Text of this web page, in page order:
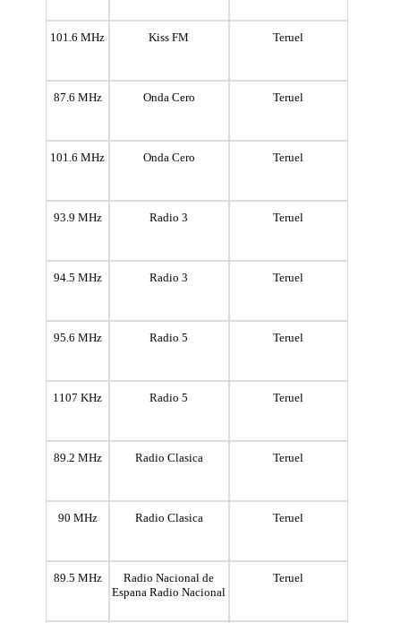
101.6 MHz Kiss FM Teruel
87.6 MHz Onda Cero Teruel
101.6 MHz Onda Cero Teruel
93.9 MHz Radio 3 Teruel
94.5 MHz Radio 3 Teruel
95.6 MHz Radio 5 Teruel
1107 KHz Radio 5 Teruel
89.2 MHz Radio Clasica Teruel
90 MHz Radio Clasica Teruel
89.5 MHz
Radio Nacional de
Espana Radio Nacional
Teruel